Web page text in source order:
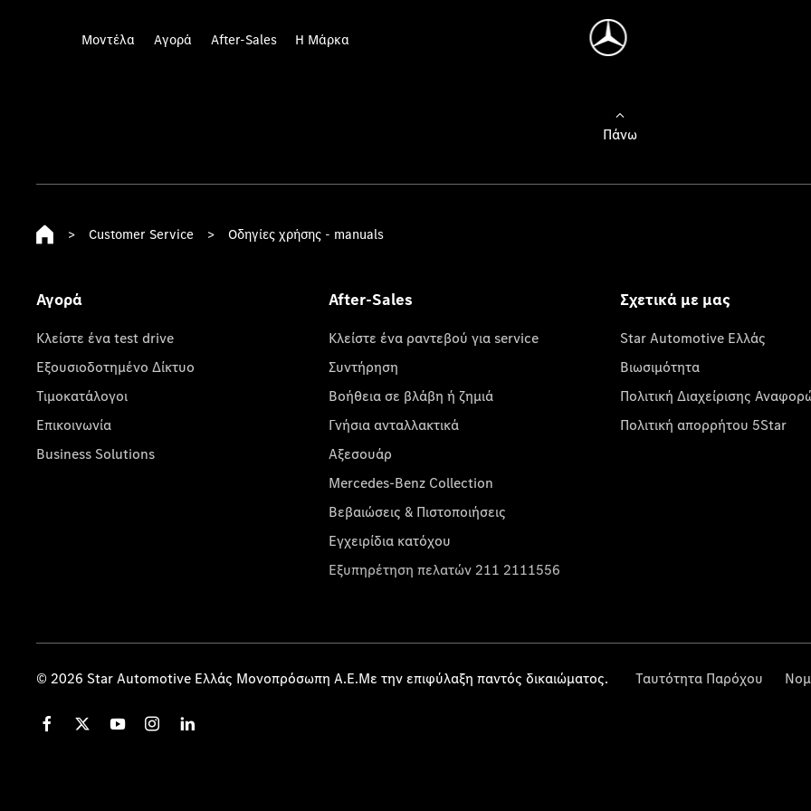
Μοντέλα Αγορά After-Sales Η Μάρκα
Πάνω
> Customer Service > Οδηγίες χρήσης - manuals
Αγορά
Κλείστε ένα test drive
Εξουσιοδοτημένο Δίκτυο
Τιμοκατάλογοι
Επικοινωνία
Business Solutions
After-Sales
Κλείστε ένα ραντεβού για service
Συντήρηση
Βοήθεια σε βλάβη ή ζημιά
Γνήσια ανταλλακτικά
Αξεσουάρ
Mercedes-Benz Collection
Βεβαιώσεις & Πιστοποιήσεις
Εγχειρίδια κατόχου
Εξυπηρέτηση πελατών 211 2111556
Σχετικά με μας
Star Automotive Ελλάς
Βιωσιμότητα
Πολιτική Διαχείρισης
Πολιτική απορρήτου 5Star
© 2026 Star Automotive Ελλάς Μονοπρόσωπη Α.Ε.Με την επιφύλαξη παντός δικαιώματος. Ταυτότητα Παρόχου